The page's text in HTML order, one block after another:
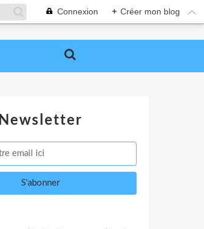
Connexion + Créer mon blog
Newsletter